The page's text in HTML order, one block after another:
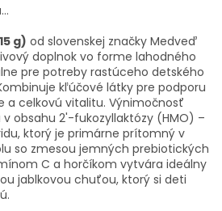
g) od slovenskej značky Medveď
doplnok vo forme lahodného
pre potreby rastúceho detského
kľúčové látky pre podporu
a celkovú vitalitu. Výnimočnosť
obsahu 2'-fukozyllaktózy (HMO) –
ktorý je primárne prítomný v
so zmesou jemných prebiotických
C a horčíkom vytvára ideálny
jablkovou chuťou, ktorý si deti